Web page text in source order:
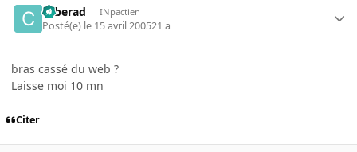
cyberad INpactien
Posté(e) le 15 avril 200521 a
bras cassé du web ?
Laisse moi 10 mn
Citer